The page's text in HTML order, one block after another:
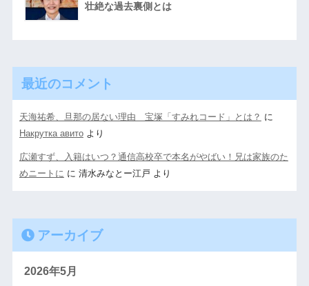
壮絶な過去裏側とは
最近のコメント
天海祐希、旦那の居ない理由 宝塚「すみれコード」とは？ に
Накрутка авитоより
広瀬すず、入籍はいつ？通信高校卒で本名がやばい！兄は家族のた
めニートに に 清水みなとー江戸 より
アーカイブ
2026年5月